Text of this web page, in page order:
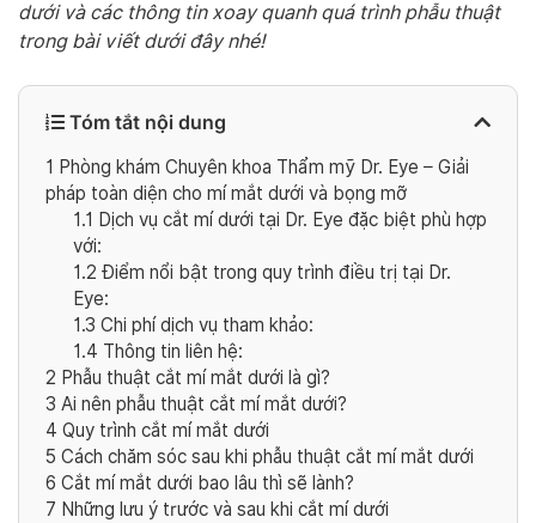
dưới và các thông tin xoay quanh quá trình phẫu thuật
trong bài viết dưới đây nhé!
Tóm tắt nội dung
1 Phòng khám Chuyên khoa Thẩm mỹ Dr. Eye – Giải
pháp toàn diện cho mí mắt dưới và bọng mỡ
1.1 Dịch vụ cắt mí dưới tại Dr. Eye đặc biệt phù hợp
với:
1.2 Điểm nổi bật trong quy trình điều trị tại Dr.
Eye:
1.3 Chi phí dịch vụ tham khảo:
1.4 Thông tin liên hệ:
2 Phẫu thuật cắt mí mắt dưới là gì?
3 Ai nên phẫu thuật cắt mí mắt dưới?
4 Quy trình cắt mí mắt dưới
5 Cách chăm sóc sau khi phẫu thuật cắt mí mắt dưới
6 Cắt mí mắt dưới bao lâu thì sẽ lành?
7 Những lưu ý trước và sau khi cắt mí dưới